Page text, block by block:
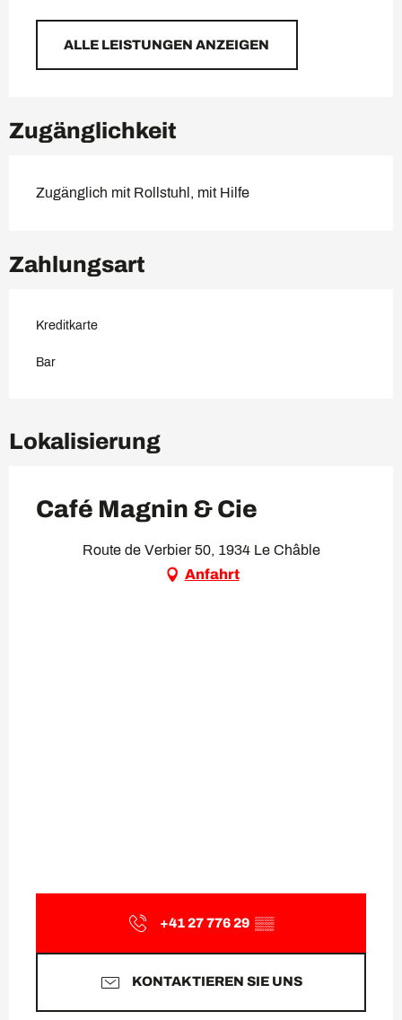
ALLE LEISTUNGEN ANZEIGEN
Zugänglichkeit
Zugänglich mit Rollstuhl, mit Hilfe
Zahlungsart
Kreditkarte
Bar
Lokalisierung
Café Magnin & Cie
Route de Verbier 50, 1934 Le Châble
Anfahrt
+41 27 776 29 ▒▒
KONTAKTIEREN SIE UNS